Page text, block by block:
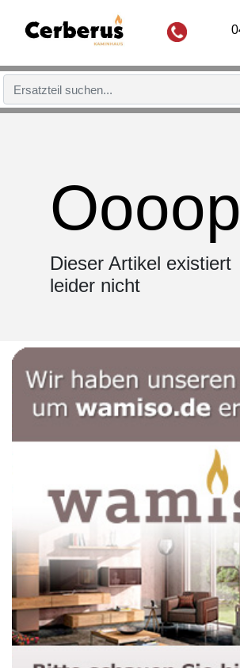
Dieser Artikel existiert
leider nicht